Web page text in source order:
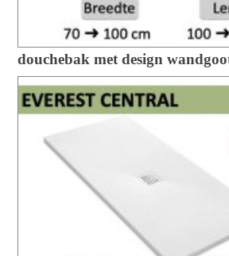
douchebak met design